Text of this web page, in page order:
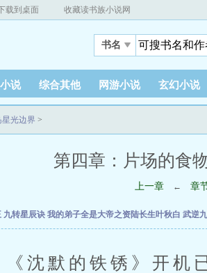
载到桌面 收藏读书族小说网
书名
说 综合其他 网游小说 玄幻小说
星光边界 >
第四章：片场的食
上一章 ← 章
九转星辰诀 我的弟子全是大帝之资陆长生叶秋白 武逆
的铁锈》开机已